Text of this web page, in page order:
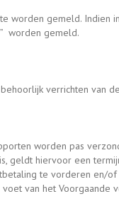
worden gemeld. Indien
worden gemeld.
verrichten van
worden pas
geldt hiervoor een
te vorderen en/
van het Voorgaande